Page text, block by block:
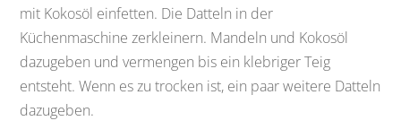
mit Kokosöl einfetten. Die Datteln in der
Küchenmaschine zerkleinern. Mandeln und Kokosöl
dazugeben und vermengen bis ein klebriger Teig
entsteht. Wenn es zu trocken ist, ein paar weitere Datteln
dazugeben.